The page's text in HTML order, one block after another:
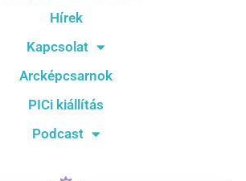
Hírek
Kapcsolat
Arcképcsarnok
PICi kiállítás
Podcast